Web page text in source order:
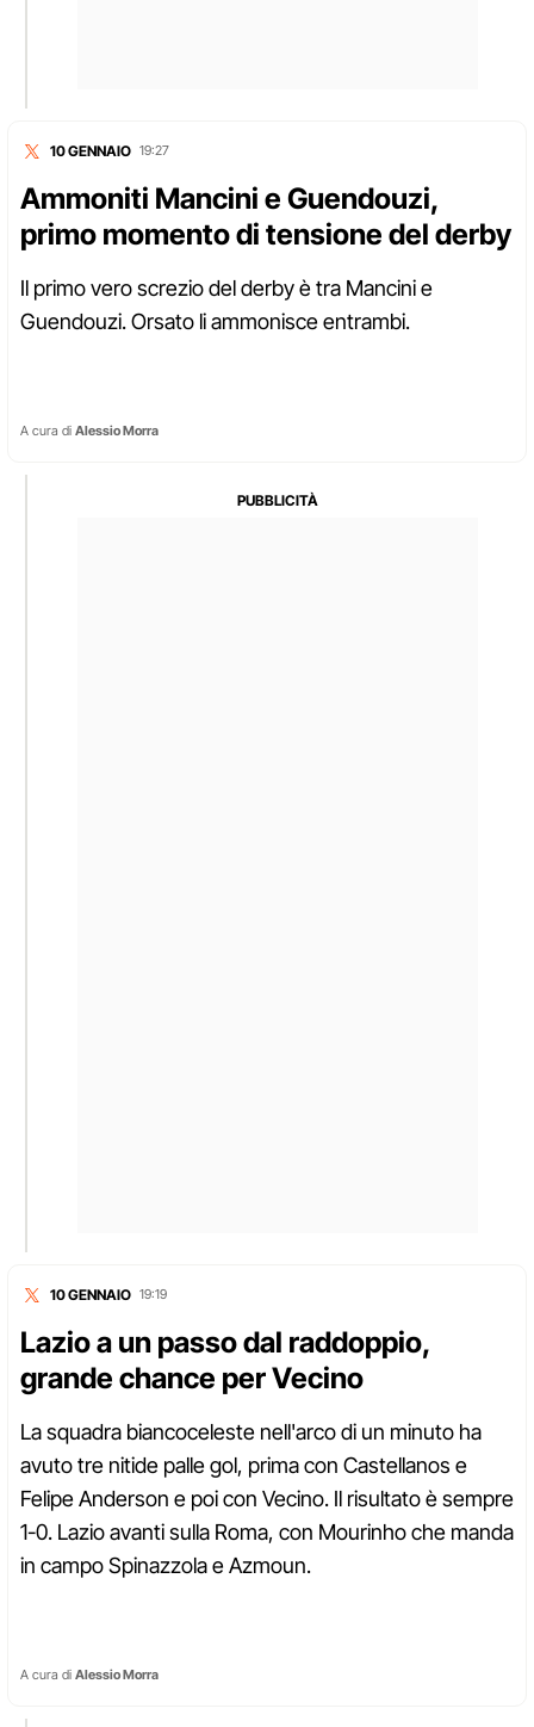
10 GENNAIO 19:27
Ammoniti Mancini e Guendouzi,
primo momento di tensione del derby
Il primo vero screzio del derby è tra Mancini e
Guendouzi. Orsato li ammonisce entrambi.
A cura di Alessio Morra
10 GENNAIO 19:19
Lazio a un passo dal raddoppio,
grande chance per Vecino
La squadra biancoceleste nell'arco di un minuto ha
avuto tre nitide palle gol, prima con Castellanos e
Felipe Anderson e poi con Vecino. Il risultato è sempre
1-0. Lazio avanti sulla Roma, con Mourinho che manda
in campo Spinazzola e Azmoun.
A cura di Alessio Morra